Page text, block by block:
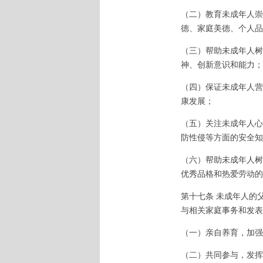
（二）教育未成年人
德、家庭美德、个人
（三）帮助未成年人
神、创新意识和能力；
（四）保证未成年人
康发展；
（五）关注未成年人
防性侵等方面的安全
（六）帮助未成年人
优秀品格和热爱劳动
第十七条 未成年人的
与相关家庭事务和发
（一）亲自养育，加
（二）共同参与，发